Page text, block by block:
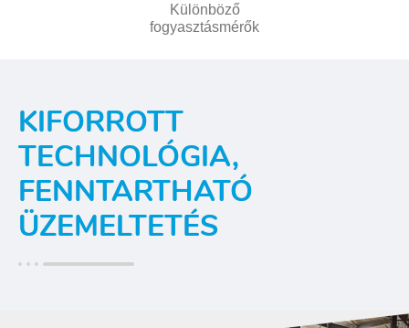
Különböző
fogyasztásmérők
KIFORROTT
TECHNOLÓGIA,
FENNTARTHATÓ
ÜZEMELTETÉS